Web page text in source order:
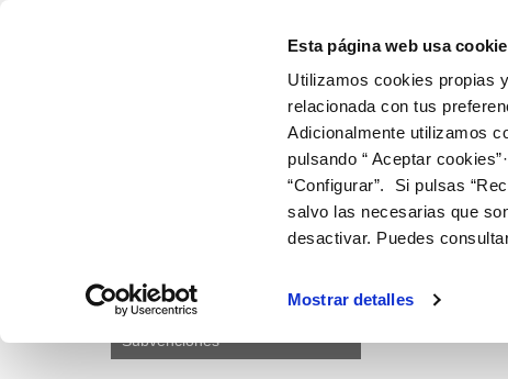
Esta página web usa
Utilizamos cookies propias
relacionada con tus
Adicionalmente utilizamos
pulsando “ Aceptar
“Configurar”. Si pulsas
salvo las necesarias que
desactivar. Puedes
Mostrar detalles
EMPRESA Y ORGANIZACIÓN
INFORMACIÓN
CONTRATOS Y SUBVENCIONES
Contratación directa
Subvenciones
En esta sección
Subvenciones